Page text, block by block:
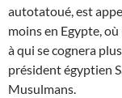
autotatoué, est
moins en Egypte,
à qui se cognera
président égyptien
Musulmans.